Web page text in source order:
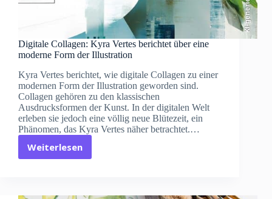
KI-generiert
Digitale Collagen: Kyra Vertes berichtet über eine
moderne Form der Illustration
Kyra Vertes berichtet, wie digitale Collagen zu einer
modernen Form der Illustration geworden sind.
Collagen gehören zu den klassischen
Ausdrucksformen der Kunst. In der digitalen Welt
erleben sie jedoch eine völlig neue Blütezeit, ein
Phänomen, das Kyra Vertes näher betrachtet.…
Weiterlesen
Digitale